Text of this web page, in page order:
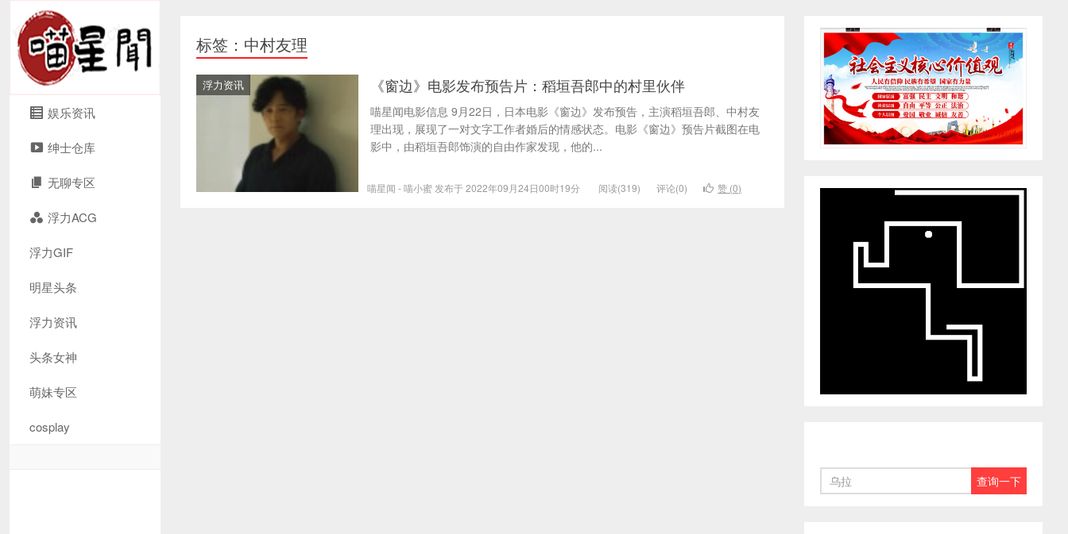
娱乐资讯
绅士仓库
无聊专区
浮力ACG
浮力GIF
明星头条
浮力资讯
头条女神
萌妹专区
cosplay
标签：中村友理
浮力资讯 《窗边》电影发布预告片：稻垣吾郎中的村里伙伴
喵星闻电影信息 9月22日，日本电影《窗边》发布预告，主演稻垣吾郎、中村友
理出现，展现了一对文字工作者婚后的情感状态。电影《窗边》预告片截图在电
影中，由稻垣吾郎饰演的自由作家发现，他的...
喵星闻 - 喵小蜜 发布于 2022年09月24日00时19分 阅读(319) 评论(0) 赞 (0)